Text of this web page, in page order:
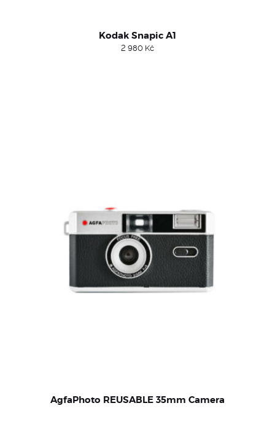
Kodak Snapic A1
2 980 Kč
AgfaPhoto REUSABLE 35mm Camera